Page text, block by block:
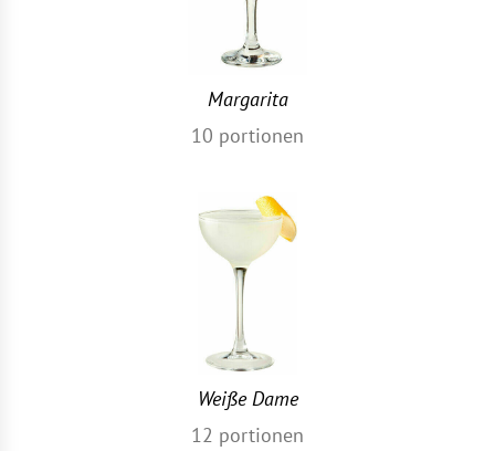
Margarita
10 portionen
Weiße Dame
12 portionen